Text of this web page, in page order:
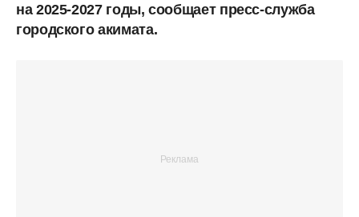
на 2025-2027 годы, сообщает пресс-служба
городского акимата.